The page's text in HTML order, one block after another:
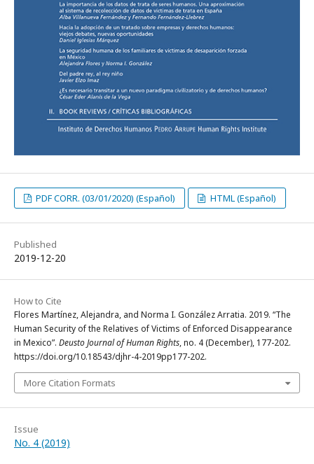
PDF CORR. (03/01/2020) (Español) HTML (Español)
Published
2019-12-20
How to Cite
Flores Martínez, Alejandra, and Norma I. González Arratia. 2019. “The
Human Security of the Relatives of Victims of Enforced Disappearance
in Mexico”. Deusto Journal of Human Rights, no. 4 (December), 177-202.
https://doi.org/10.18543/djhr-4-2019pp177-202.
More Citation Formats
Issue
No. 4 (2019)